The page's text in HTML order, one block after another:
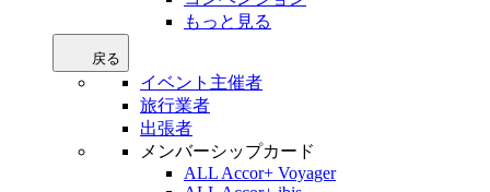
もっと見る
戻る
イベント主催者
旅行業者
出張者
メンバーシップカード
ALL Accor+ Voyager